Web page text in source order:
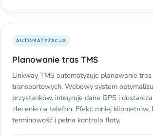
AUTOMATYZACJA
Planowanie tras TMS
Linkway TMS automatyzuje planowanie
transportowych. Webowy system
przystanków, integruje dane GPS i
zlecenie na telefon. Efekt: mniej kilometrów,
terminowość i pełna kontrola floty.